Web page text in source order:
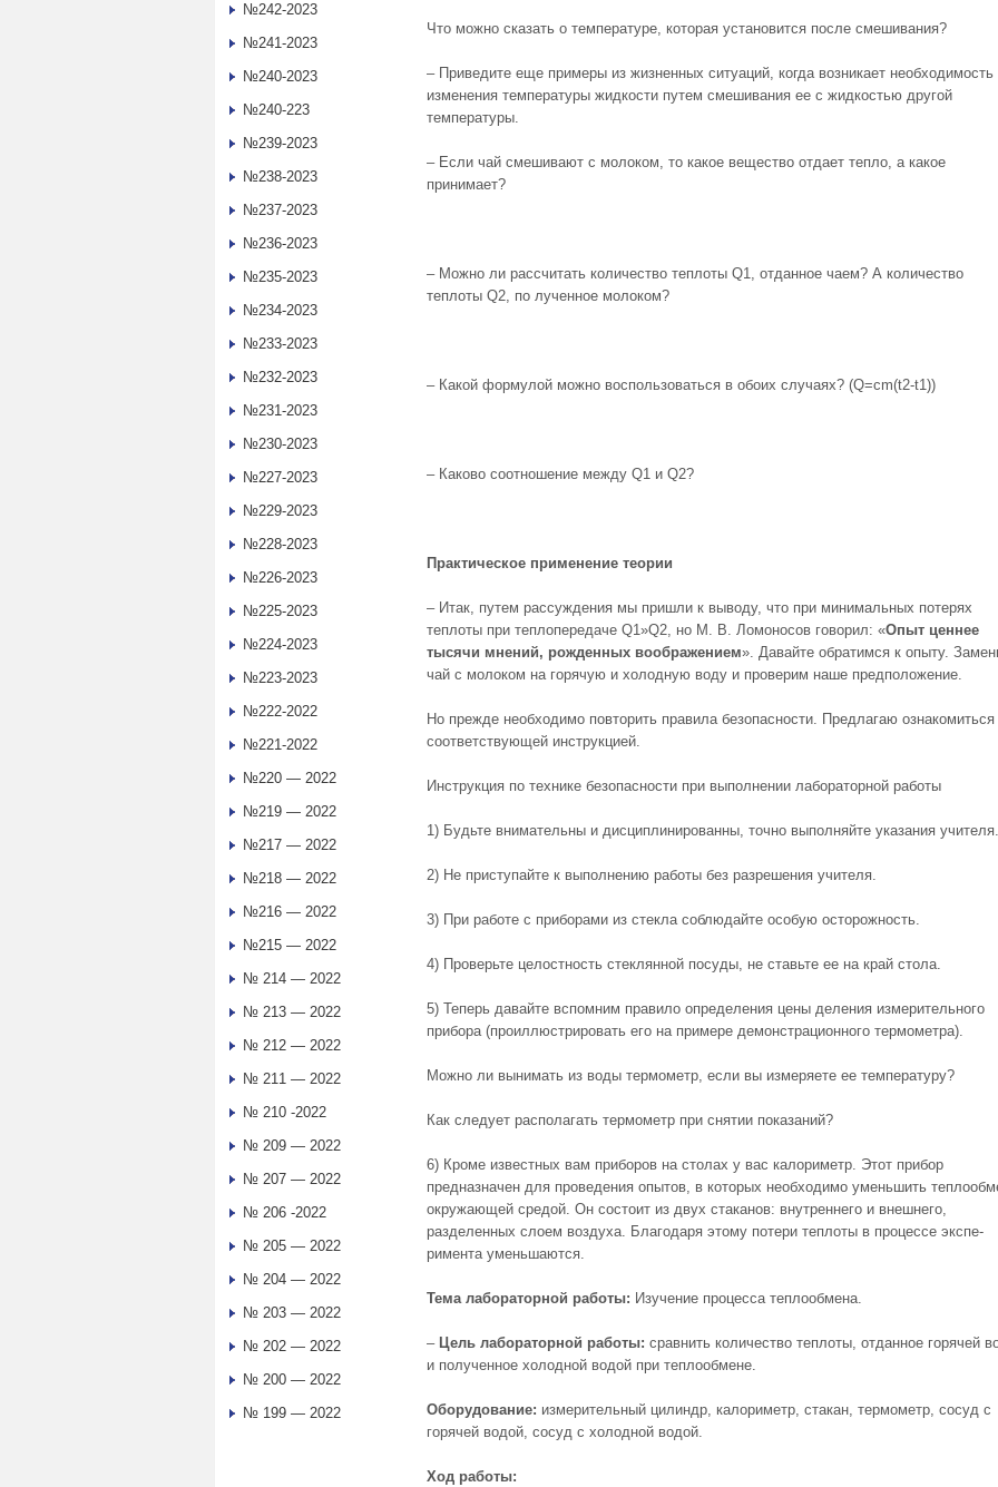
Что можно сказать о температуре, которая установится после смешивания?
– Приведите еще примеры из жизненных ситуаций, когда возникает необходимость
изменения температуры жидкости путем смешивания ее с жидкостью другой
температуры.
– Если чай смешивают с молоком, то какое вещество отдает тепло, а какое
принимает?
– Можно ли рассчитать количество теплоты Q1, отданное чаем? А количество
теплоты Q2, по лученное молоком?
– Какой формулой можно воспользоваться в обоих случаях? (Q=сm(t2-t1))
– Каково соотношение между Q1 и Q2?
Практическое применение теории
– Итак, путем рассуждения мы пришли к выводу, что при минимальных потерях
теплоты при теплопередаче Q1»Q2, но М. В. Ломоносов говорил: «Опыт ценнее
тысячи мнений, рожденных воображением». Давайте обратимся к опыту.
чай с молоком на горячую и холодную воду и проверим наше предположение.
Но прежде необходимо повторить правила безопасности. Предлагаю ознакомиться
соответствующей инструкцией.
Инструкция по технике безопасности при выполнении лабораторной работы
1) Будьте внимательны и дисциплинированны, точно выполняйте указания учителя.
2) Не приступайте к выполнению работы без разрешения учителя.
3) При работе с приборами из стекла соблюдайте особую осторожность.
4) Проверьте целостность стеклянной посуды, не ставьте ее на край стола.
5) Теперь давайте вспомним правило определения цены деления измерительного
прибора (проиллюстрировать его на примере демонстрационного термометра).
Можно ли вынимать из воды термометр, если вы измеряете ее температуру?
Как следует располагать термометр при снятии показаний?
6) Кроме известных вам приборов на столах у вас калориметр. Этот прибор
предназначен для проведения опытов, в которых необходимо уменьшить
окружающей средой. Он состоит из двух стаканов: внутреннего и внешнего,
разделенных слоем воздуха. Благо­даря этому потери теплоты в процессе экспе­
римента уменьшаются.
Тема лабораторной работы: Изучение процесса теплообмена.
– Цель лабораторной работы: сравнить количество теплоты, отданное горячей
и полученное холодной водой при теплообмене.
Оборудование: измерительный цилиндр, калориметр, стакан, термометр, сосуд с
горячей водой, сосуд с холодной водой.
Ход работы:
№242-2023
№241-2023
№240-2023
№240-223
№239-2023
№238-2023
№237-2023
№236-2023
№235-2023
№234-2023
№233-2023
№232-2023
№231-2023
№230-2023
№227-2023
№229-2023
№228-2023
№226-2023
№225-2023
№224-2023
№223-2023
№222-2022
№221-2022
№220 — 2022
№219 — 2022
№217 — 2022
№218 — 2022
№216 — 2022
№215 — 2022
№ 214 — 2022
№ 213 — 2022
№ 212 — 2022
№ 211 — 2022
№ 210 -2022
№ 209 — 2022
№ 207 — 2022
№ 206 -2022
№ 205 — 2022
№ 204 — 2022
№ 203 — 2022
№ 202 — 2022
№ 200 — 2022
№ 199 — 2022